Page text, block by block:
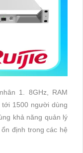
1. 8GHz, RAM
1500 người dùng
khả năng quản lý
định trong các hệ